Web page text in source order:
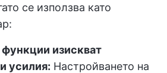
се използва като
изискват
усилия: Настройването на